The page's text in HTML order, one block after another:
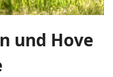
und Hove